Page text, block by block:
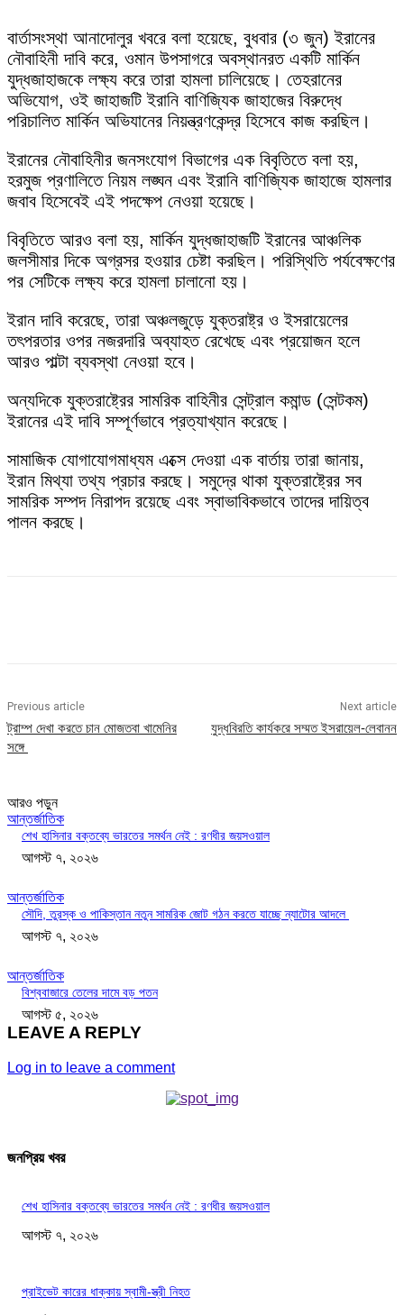
বার্তাসংস্থা আনাদোলুর খবরে বলা হয়েছে, বুধবার (৩ জুন) ইরানের
নৌবাহিনী দাবি করে, ওমান উপসাগরে অবস্থানরত একটি মার্কিন
যুদ্ধজাহাজকে লক্ষ্য করে তারা হামলা চালিয়েছে। তেহরানের
অভিযোগ, ওই জাহাজটি ইরানি বাণিজ্যিক জাহাজের বিরুদ্ধে
পরিচালিত মার্কিন অভিযানের নিয়ন্ত্রণকেন্দ্র হিসেবে কাজ করছিল।
ইরানের নৌবাহিনীর জনসংযোগ বিভাগের এক বিবৃতিতে বলা হয়,
হরমুজ প্রণালিতে নিয়ম লঙ্ঘন এবং ইরানি বাণিজ্যিক জাহাজে হামলার
জবাব হিসেবেই এই পদক্ষেপ নেওয়া হয়েছে।
বিবৃতিতে আরও বলা হয়, মার্কিন যুদ্ধজাহাজটি ইরানের আঞ্চলিক
জলসীমার দিকে অগ্রসর হওয়ার চেষ্টা করছিল। পরিস্থিতি পর্যবেক্ষণের
পর সেটিকে লক্ষ্য করে হামলা চালানো হয়।
ইরান দাবি করেছে, তারা অঞ্চলজুড়ে যুক্তরাষ্ট্র ও ইসরায়েলের
তৎপরতার ওপর নজরদারি অব্যাহত রেখেছে এবং প্রয়োজন হলে
আরও পাল্টা ব্যবস্থা নেওয়া হবে।
অন্যদিকে যুক্তরাষ্ট্রের সামরিক বাহিনীর সেন্ট্রাল কমান্ড (সেন্টকম)
ইরানের এই দাবি সম্পূর্ণভাবে প্রত্যাখ্যান করেছে।
সামাজিক যোগাযোগমাধ্যম এক্সে দেওয়া এক বার্তায় তারা জানায়,
ইরান মিথ্যা তথ্য প্রচার করছে। সমুদ্রে থাকা যুক্তরাষ্ট্রের সব
সামরিক সম্পদ নিরাপদ রয়েছে এবং স্বাভাবিকভাবে তাদের দায়িত্ব
পালন করছে।
Previous article
ট্রাম্প দেখা করতে চান মোজতবা খামেনির
সঙ্গে
Next article
যুদ্ধবিরতি কার্যকরে সম্মত ইসরায়েল-লেবানন
আরও পড়ুন
আন্তর্জাতিক
শেখ হাসিনার বক্তব্যে ভারতের সমর্থন নেই : রণধীর জয়সওয়াল
আগস্ট ৭, ২০২৬
আন্তর্জাতিক
সৌদি, তুরস্ক ও পাকিস্তান নতুন সামরিক জোট গঠন করতে যাচ্ছে ন্যাটোর আদলে
আগস্ট ৭, ২০২৬
আন্তর্জাতিক
বিশ্ববাজারে তেলের দামে বড় পতন
আগস্ট ৫, ২০২৬
LEAVE A REPLY
Log in to leave a comment
জনপ্রিয় খবর
শেখ হাসিনার বক্তব্যে ভারতের সমর্থন নেই : রণধীর জয়সওয়াল
আগস্ট ৭, ২০২৬
প্রাইভেট কারের ধাক্কায় স্বামী-স্ত্রী নিহত